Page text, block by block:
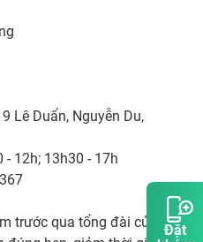
Đặt
Lê Duẩn, Nguyễn Du,
12h; 13h30 - 17h
trước qua tổng đài của